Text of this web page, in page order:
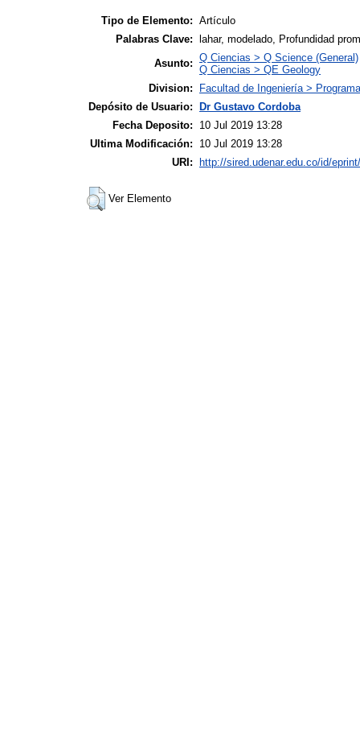
Tipo de Elemento: Artículo
Palabras Clave: lahar, modelado, Profundidad
Asunto: Q Ciencias > Q Science (General)
Q Ciencias > QE Geology
Division:
Facultad de Ingeniería >
Depósito de Usuario: Dr Gustavo Cordoba
Fecha Deposito:
10 Jul 2019 13:28
Ultima Modificación:
10 Jul 2019 13:28
URI: http://sired.udenar.edu.co/id/
Ver Elemento